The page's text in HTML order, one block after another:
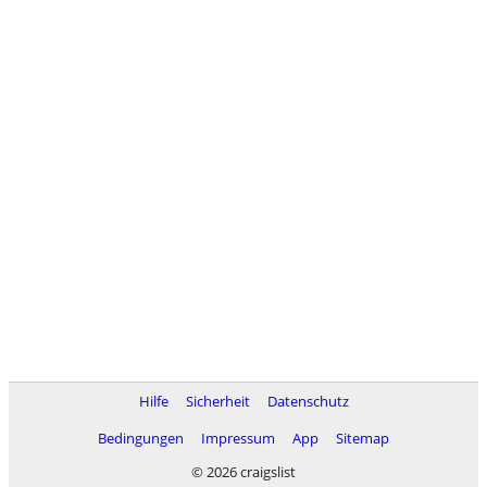
Hilfe Sicherheit
Datenschutz
Bedingungen
Impressum App
Sitemap
© 2026 craigslist